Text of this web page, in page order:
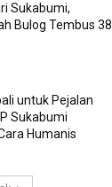
Sukabumi,
Bulog Tembus 38
untuk Pejalan
Sukabumi
Humanis